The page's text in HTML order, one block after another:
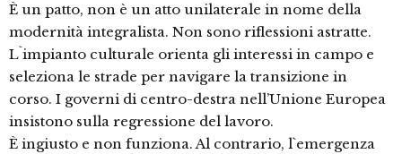
È un patto, non è un atto unilaterale in nome della
modernità integralista. Non sono riflessioni astratte.
L`impianto culturale orienta gli interessi in campo e
seleziona le strade per navigare la transizione in
corso. I governi di centro-destra nell’Unione Europea
insistono sulla regressione del lavoro.
È ingiusto e non funziona. Al contrario, l`emergenza